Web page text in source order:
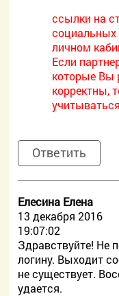
ссылки на
социальных
личном
Если
которые Вы
корректны,
Ответить
Елесина Елена
13 декабря 2016
19:07:02
Здравствуйте! Не
логину. Выходит
не существует.
удается.